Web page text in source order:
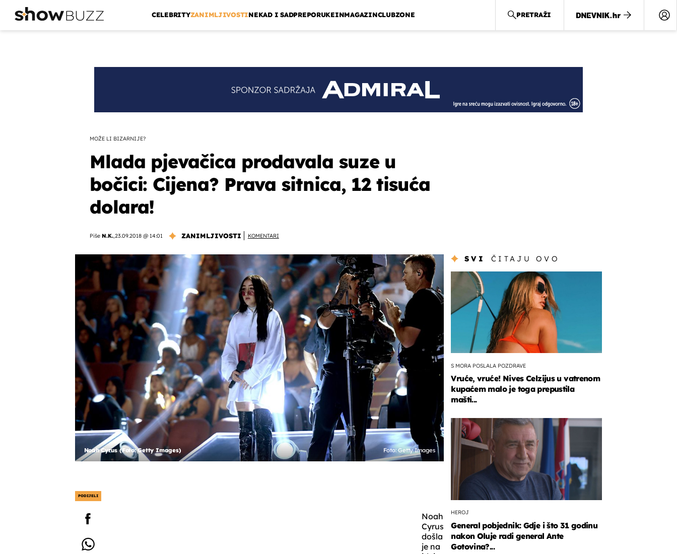
CELEBRITYZANIMLJIVOSTINEKAD I SADPREPORUKEINMAGAZINCLUBZONE PRETRAŽI
MOŽE LI BIZARNIJE?
Mlada pjevačica prodavala suze u
bočici: Cijena? Prava sitnica, 12 tisuća
dolara!
Piše N.K.,23.09.2018 @ 14:01 ZANIMLJIVOSTI KOMENTARI
Noah Cyrus (Foto: Getty Images) Foto: Getty Images
PODIJELI
Noah
Cyrus
došla
je na
SVI ČITAJU OVO
S MORA POSLALA POZDRAVE
Vruće, vruće! Nives Celzijus u vatrenom
kupaćem malo je toga prepustila
mašti...
HEROJ
General pobjednik: Gdje i što 31 godinu
nakon Oluje radi general Ante
Gotovina?...